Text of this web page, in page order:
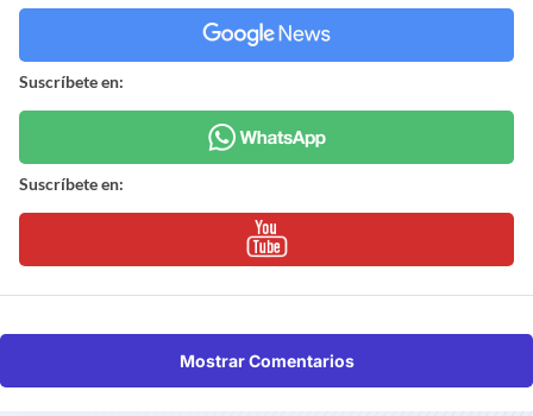
Suscríbete en:
Suscríbete en:
Mostrar Comentarios